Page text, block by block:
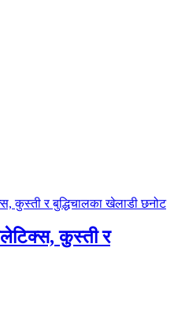
कुस्ती र बुद्धिचालका खेलाडी छनोट
कुस्ती र